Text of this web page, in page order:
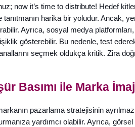
now it’s time to distribute! Hedef
harika bir yoludur. Ancak,
Ayrıca, sosyal medya
gösterebilir. Bu nedenle, test
seçmek oldukça kritik. Zira
Basımı ile Marka
pazarlama stratejisinin
yardımcı olabilir. Ayrıca,